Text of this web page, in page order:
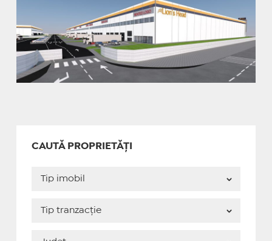
CAUTĂ PROPRIETĂȚI